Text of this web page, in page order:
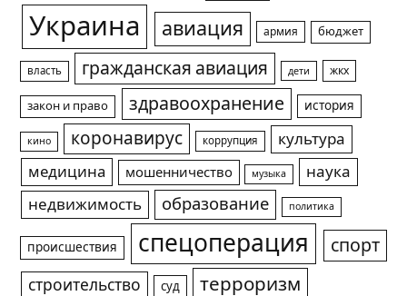
Украина авиация армия бюджет
власть гражданская авиация дети жкх
закон и право здравоохранение история
кино коронавирус коррупция
культура
медицина
мошенничество музыка
наука
недвижимость
образование политика
происшествия спецоперация спорт
строительство суд терроризм